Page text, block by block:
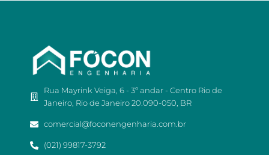
Rua Mayrink Veiga, 6 - 3º andar - Centro Rio de
Janeiro, Rio de Janeiro 20.090-050, BR
comercial@foconengenharia.com.br
(021) 99817-3792